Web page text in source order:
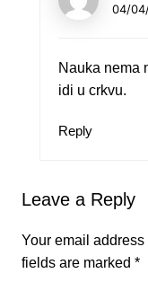
04/
Nauka nema
idi u crkvu.
Reply
Leave a Reply
Your email
fields are marked *